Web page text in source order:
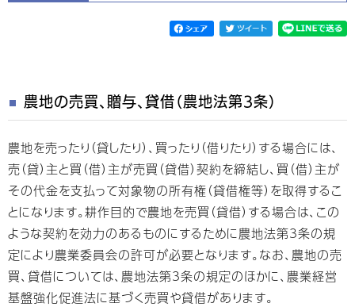
農地の売買、贈与、貸借（農地法第3条）
農地を売ったり（貸したり）、買ったり（借りたり）する場合には、
売（貸）主と買（借）主が売買（貸借）契約を締結し、買（借）主が
その代金を支払って対象物の所有権（貸借権等）を取得するこ
とになります。耕作目的で農地を売買（貸借）する場合は、この
ような契約を効力のあるものにするために農地法第3条の規
定により農業委員会の許可が必要となります。なお、農地の売
買、貸借については、農地法第3条の規定のほかに、農業経営
基盤強化促進法に基づく売買や貸借があります。